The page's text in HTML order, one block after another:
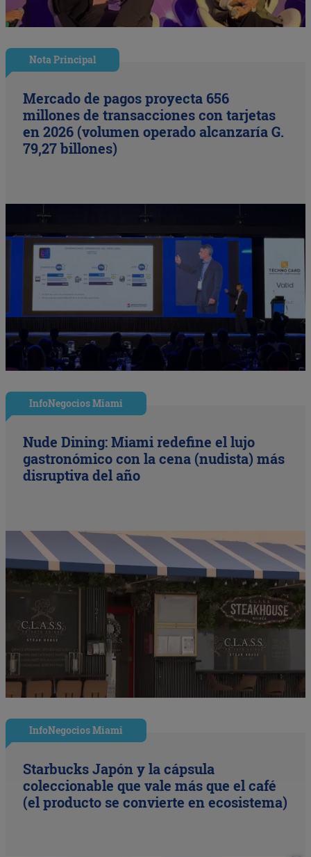
Nota Principal
Mercado de pagos proyecta 656
millones de transacciones con tarjetas
en 2026 (volumen operado alcanzaría G.
79,27 billones)
InfoNegocios Miami
Nude Dining: Miami redefine el lujo
gastronómico con la cena (nudista) más
disruptiva del año
InfoNegocios Miami
Starbucks Japón y la cápsula
coleccionable que vale más que el café
(el producto se convierte en ecosistema)